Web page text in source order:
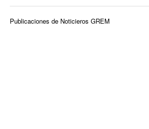
Publicaciones de Noticieros GREM